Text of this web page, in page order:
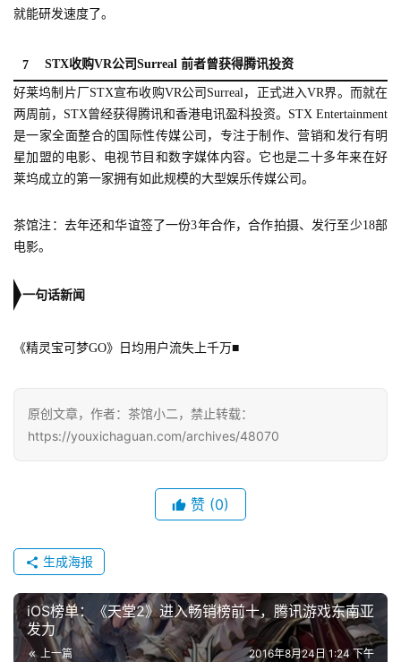
3
日
游
茶
对
会
海
中
文
就能研发速度了。
7 STX收购VR公司Surreal 前者曾获得腾讯投资
好莱坞制片厂STX宣布收购VR公司Surreal，正式进入VR界。而就在
两周前，STX曾经获得腾讯和香港电讯盈科投资。STX Entertainment
是一家全面整合的国际性传媒公司，专注于制作、营销和发行有明
星加盟的电影、电视节目和数字媒体内容。它也是二十多年来在好
莱坞成立的第一家拥有如此规模的大型娱乐传媒公司。
茶馆注：去年还和华谊签了一份3年合作，合作拍摄、发行至少18部
电影。
一句话新闻
《精灵宝可梦GO》日均用户流失上千万■
原创文章，作者：茶馆小二，禁止转载：
https://youxichaguan.com/archives/48070
赞 (0)
生成海报
iOS榜单：《天堂2》进入畅销榜前十，腾讯游戏东南亚
发力
上一篇 2016年8月24日 1:24 下午